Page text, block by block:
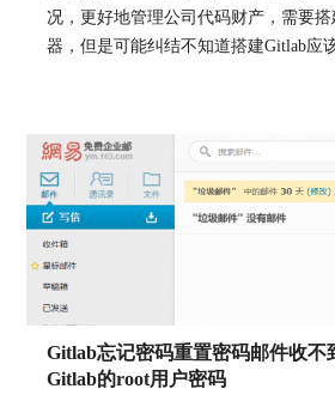
面，在【设置-仓库】中找到【
【添加新的】。
2、输入目标镜像仓库的地址，
填写目标仓库的身份认证方式
码。
况，更好地管理公司代码财产，需要搭
器，但是可能纠结不知道搭建Gitlab应
务器，以及不知道如何搭建Gitlab。本
Gitlab忘记密码重置密码邮件收不
Gitlab的root用户密码